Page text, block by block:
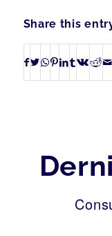
Share this